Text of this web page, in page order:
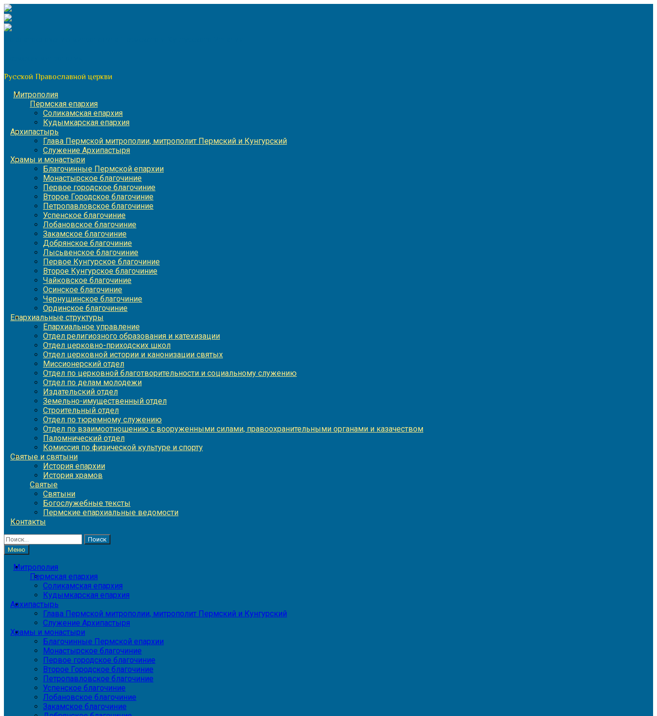
Перейти
к
содержимому
Русской Православной церкви
Митрополия
Пермская епархия
Соликамская епархия
Кудымкарская епархия
Архипастырь
Глава Пермской митрополии, митрополит Пермский и Кунгурский
Служение Архипастыря
Храмы и монастыри
Благочинные Пермской епархии
Монастырское благочиние
Первое городское благочиние
Второе Городское благочиние
Петропавловское благочиние
Успенское благочиние
Лобановское благочиние
Закамское благочиние
Добрянское благочиние
Лысьвенское благочиние
Первое Кунгурское благочиние
Второе Кунгурское благочиние
Чайковское благочиние
Осинское благочиние
Чернушинское благочиние
Ординское благочиние
Епархиальные структуры
Епархиальное управление
Отдел религиозного образования и катехизации
Отдел церковно-приходских школ
Отдел церковной истории и канонизации святых
Миссионерский отдел
Отдел по церковной благотворительности и социальному служению
Отдел по делам молодежи
Издательский отдел
Земельно-имущественный отдел
Строительный отдел
Отдел по тюремному служению
Отдел по взаимоотношению с вооруженными силами, правоохранительными органами и казачеством
Паломнический отдел
Комиссия по физической культуре и спорту
Святые и святыни
История епархии
История храмов
Святые
Святыни
Богослужебные тексты
Пермские епархиальные ведомости
Контакты
Найти:
Меню
Митрополия
Пермская епархия
Соликамская епархия
Кудымкарская епархия
Архипастырь
Глава Пермской митрополии, митрополит Пермский и Кунгурский
Служение Архипастыря
Храмы и монастыри
Благочинные Пермской епархии
Монастырское благочиние
Первое городское благочиние
Второе Городское благочиние
Петропавловское благочиние
Успенское благочиние
Лобановское благочиние
Закамское благочиние